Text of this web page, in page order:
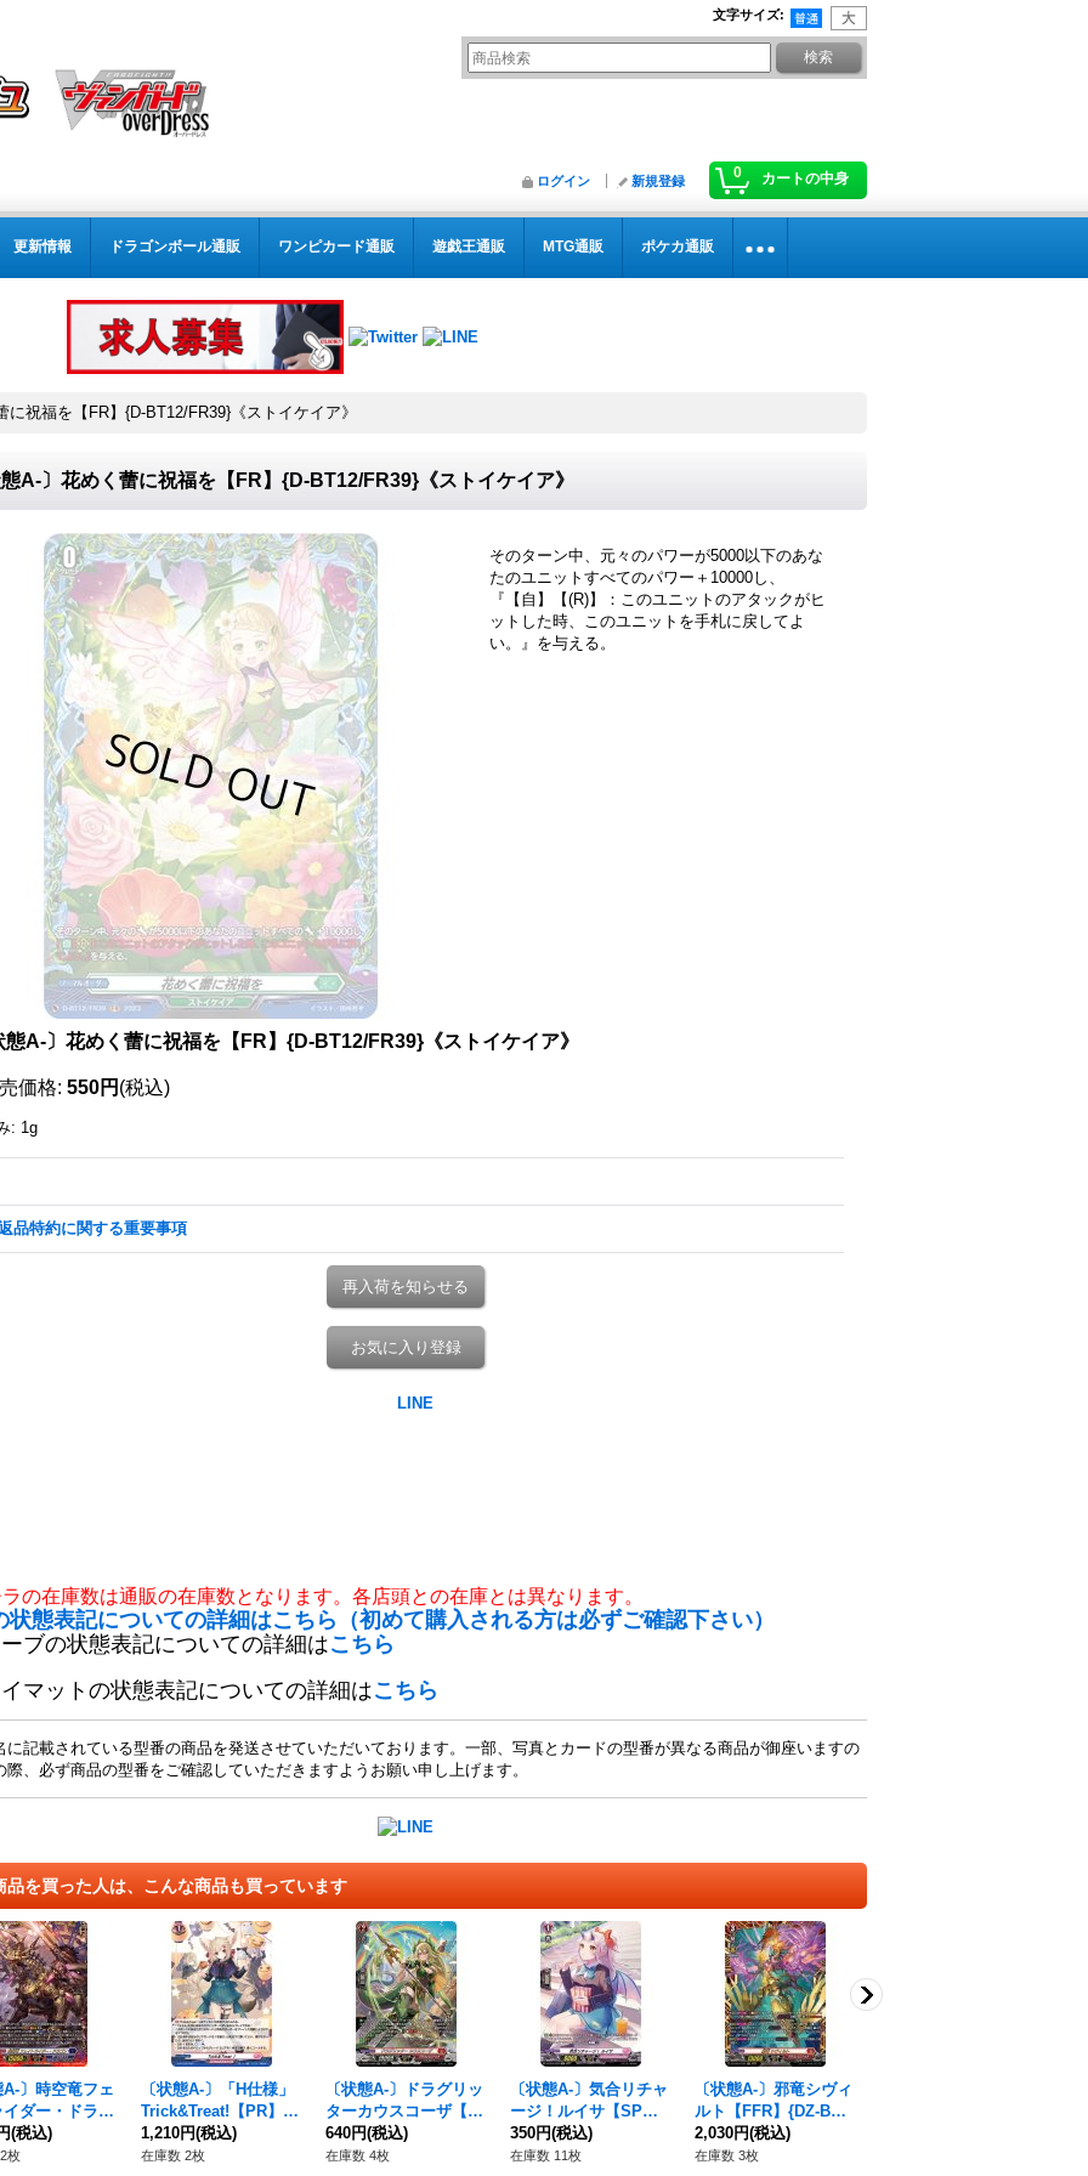
文字サイズ:
0 カートの中身
ログイン 新規登録
更新情報 ドラゴンボール通販 ワンピカード通販 遊戯王通販 MTG通販 ポケカ通販
に祝福を【FR】{D-BT12/FR39}《ストイケイア》
A-〕花めく蕾に祝福を【FR】{D-BT12/FR39}《ストイケイア》
そのターン中、元々のパワーが5000以下のあな
たのユニットすべてのパワー＋10000し、
『【自】【(R)】：このユニットのアタックがヒ
ットした時、このユニットを手札に戻してよ
い。』を与える。
態A-〕花めく蕾に祝福を【FR】{D-BT12/FR39}《ストイケイア》
価格: 550円 (税込)
: 1g
品特約に関する重要事項
再入荷を知らせる
お気に入り登録
の在庫数は通販の在庫数となります。各店頭との在庫とは異なります。
状態表記についての詳細はこちら（初めて購入される方は必ずご確認下さい）
ブの状態表記についての詳細はこちら
マットの状態表記についての詳細はこちら
記載されている型番の商品を発送させていただいております。一部、写真とカードの型番が異なる商品が御座いますの
際、必ず商品の型番をご確認していただきますようお願い申し上げます。
品を買った人は、こんな商品も買っています
〕時空竜フェ
ダー・ドラゴ
】{DZ-BT06/
《ダークステ
(税込)
枚
〔状態A-〕「H仕様」
Trick&Treat!【PR】{D
-PR/1280}《リリカル
モナステリオ》
1,210円(税込)
在庫数 2枚
〔状態A-〕ドラグリッ
ターカウスコーザ【S
R】{DZ-BT07/SR02}
《ドラゴンエンパイ
640円(税込)
在庫数 4枚
〔状態A-〕気合リチャ
ージ！ルイサ【SP】
{D-LBT01/SP20}《リ
リカルモナステリオ》
350円(税込)
在庫数 11枚
〔状態A-〕邪竜シヴィ
ルト【FFR】{DZ-BT0
9/FFR01}《ドラゴン
エンパイア》
2,030円(税込)
在庫数 3枚